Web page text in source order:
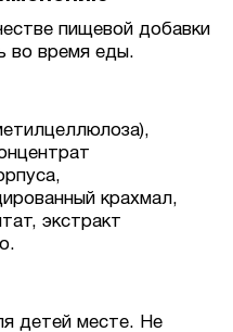
пищевой добавки
во время еды.
крахмал,
экстракт
детей месте. Не